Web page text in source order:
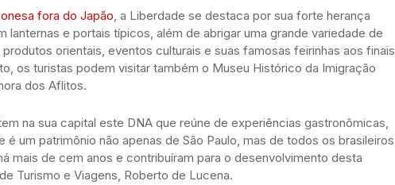
fora do Japão, a Liberdade se destaca por sua forte herança
lanternas e portais típicos, além de abrigar uma grande variedade de
orientais, eventos culturais e suas famosas feirinhas aos finais
os turistas podem visitar também o Museu Histórico da Imigração
dos Aflitos.
na sua capital este DNA que reúne de experiências gastronômicas,
é um patrimônio não apenas de São Paulo, mas de todos os brasileiros
mais de cem anos e contribuíram para o desenvolvimento desta
Turismo e Viagens, Roberto de Lucena.